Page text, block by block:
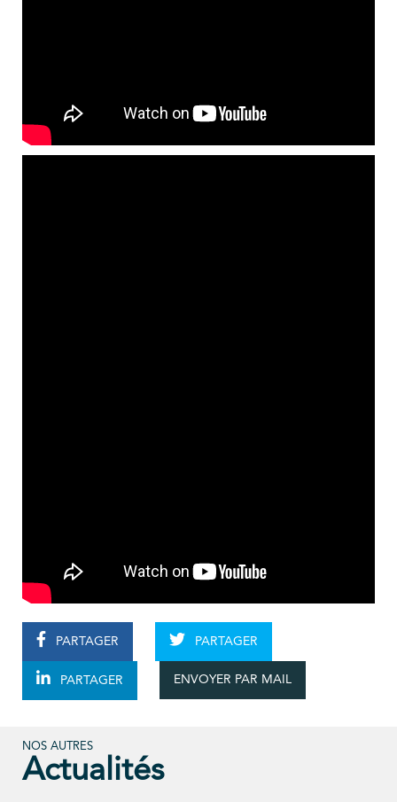
PARTAGER PARTAGER
PARTAGER ENVOYER PAR MAIL
NOS AUTRES
Actualités